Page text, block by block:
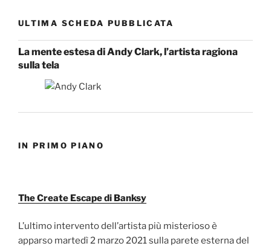
ULTIMA SCHEDA PUBBLICATA
La mente estesa di Andy Clark, l’artista ragiona
sulla tela
IN PRIMO PIANO
The Create Escape di Banksy
L’ultimo intervento dell’artista più misterioso è
apparso martedì 2 marzo 2021 sulla parete esterna del